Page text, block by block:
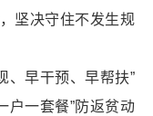
坚决守住不发生规
、早干预、早帮扶”
户一套餐”防返贫动